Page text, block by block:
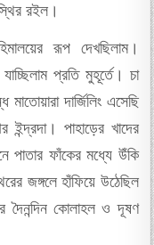
রইল।
রূপ দেখছিলাম।
প্রতি মুহূর্তে। চা
দার্জিলিং এসেছি
পাহাড়ের খাদের
পাতার ফাঁকের মধ্যে উঁকি
জঙ্গলে হাঁফিয়ে উঠেছিল
দৈনন্দিন কোলাহল ও দূষণ